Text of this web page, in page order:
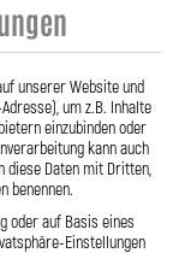
unserer Website und
um z.B. Inhalte
einzubinden oder
kann auch
diese Daten mit Dritten,
benennen.
oder auf Basis eines
Einstellungen